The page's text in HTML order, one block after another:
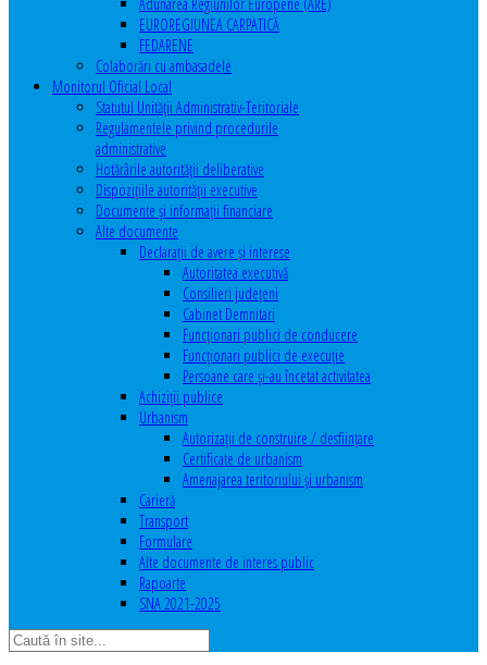
EUROREGIUNEA CARPATICĂ
FEDARENE
Colaborări cu ambasadele
Monitorul Oficial Local
Statutul Unităţii Administrativ-Teritoriale
Regulamentele privind procedurile
administrative
Hotărârile autorităţii deliberative
Dispoziţiile autorităţii executive
Documente şi informaţii financiare
Alte documente
Declaraţii de avere şi interese
Autoritatea executivă
Consilieri judeţeni
Cabinet Demnitari
Funcţionari publici de conducere
Funcționari publici de execuție
Persoane care şi-au încetat activitatea
Achiziţii publice
Urbanism
Autorizații de construire / desființare
Certificate de urbanism
Amenajarea teritoriului şi urbanism
Carieră
Transport
Formulare
Alte documente de interes public
Rapoarte
SNA 2021-2025